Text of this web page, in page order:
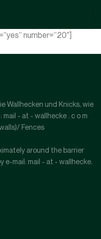
number=”20″]
Wallhecken und Knicks, wie
- at - wallhecke . c o m
Fences
around the barrier
e-mail: mail - at - wallhecke.